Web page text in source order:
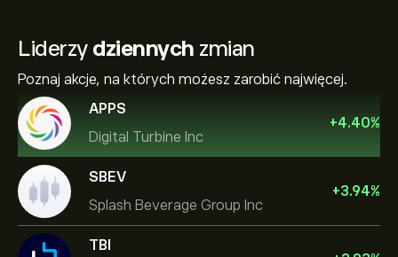
Liderzy dziennych zmian
Poznaj akcje, na których możesz zarobić najwięcej.
APPS
Digital Turbine Inc
+4.40%
SBEV
Splash Beverage Group Inc
+3.94%
TBI